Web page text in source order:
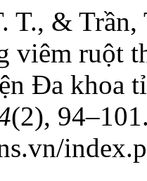
T., &
viêm ruột
Đa khoa
(2),